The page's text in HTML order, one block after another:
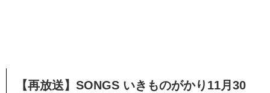
【再放送】SONGS いきものがかり11月30